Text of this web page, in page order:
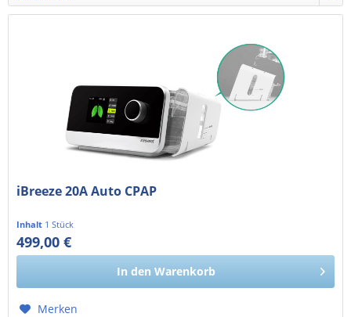
iBreeze 20A Auto CPAP
Inhalt 1 Stück
499,00 €
419,33 € exkl. MwSt.
In den Warenkorb
Merken